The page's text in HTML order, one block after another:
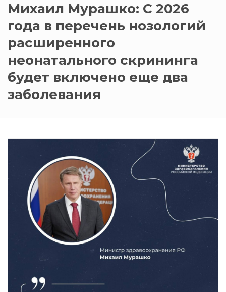
Михаил Мурашко: С 2026
года в перечень нозологий
расширенного
неонатального скрининга
будет включено еще два
заболевания